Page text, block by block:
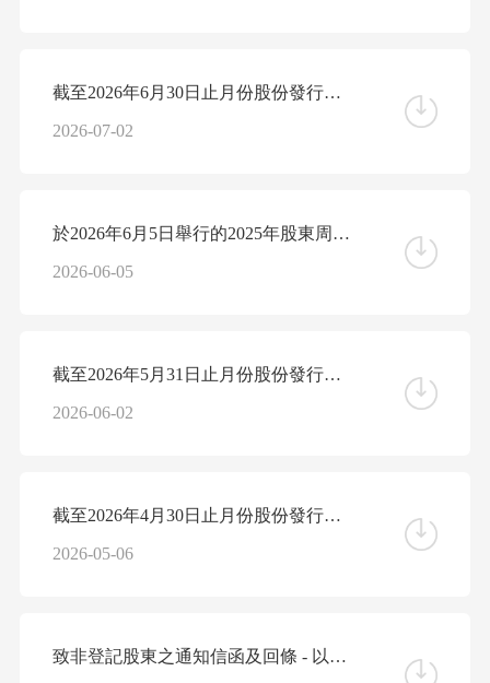
截至2026年6月30日止月份股份發行人的證券變動月報表
2026-07-02
於2026年6月5日舉行的2025年股東周年大會投票表決結果
2026-06-05
截至2026年5月31日止月份股份發行人的證券變動月報表
2026-06-02
截至2026年4月30日止月份股份發行人的證券變動月報表
2026-05-06
致非登記股東之通知信函及回條 - 以電子方式發佈公司通訊安排的提示信函